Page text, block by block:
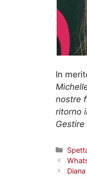
In
nostre
ritorno
Gestire